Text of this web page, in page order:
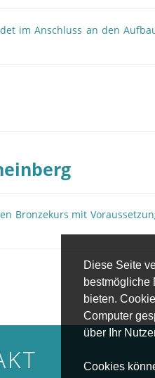
Diese Seite
bestmögliche
bieten.
Computer
über Ihr
Cookies
im Anschluss an den
Bronzekurs mit